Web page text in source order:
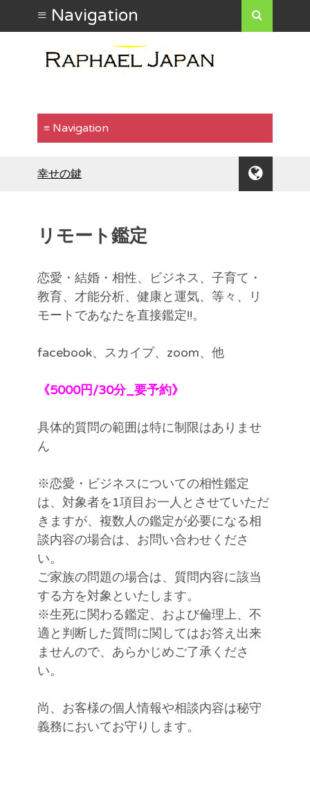
幸せの鍵
水は方円の器に従う
食わず嫌いはもったいない
「気が合う」ということ
自分の魅力を出したいなら
倹約は運気を安定させる
道は形なきものなり
リモート鑑定
恋愛・結婚・相性、ビジネス、子育て・
教育、才能分析、健康と運気、等々、リ
モートであなたを直接鑑定!!。
facebook、スカイプ、zoom、他
《5000円/30分_要予約》
具体的質問の範囲は特に制限はありませ
ん
※恋愛・ビジネスについての相性鑑定
は、対象者を1項目お一人とさせていただ
きますが、複数人の鑑定が必要になる相
談内容の場合は、お問い合わせくださ
い。
ご家族の問題の場合は、質問内容に該当
する方を対象といたします。
※生死に関わる鑑定、および倫理上、不
適と判断した質問に関してはお答え出来
ませんので、あらかじめご了承くださ
い。
尚、お客様の個人情報や相談内容は秘守
義務においてお守りします。